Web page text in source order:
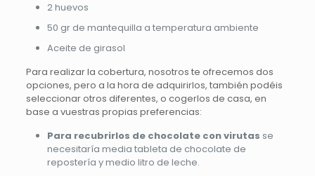
2 huevos
50 gr de mantequilla a temperatura ambiente
Aceite de girasol
Para realizar la cobertura, nosotros te ofrecemos dos
opciones, pero a la hora de adquirirlos, también podéis
seleccionar otros diferentes, o cogerlos de casa, en
base a vuestras propias preferencias:
Para recubrirlos de chocolate con virutas se
necesitaría media tableta de chocolate de
repostería y medio litro de leche.